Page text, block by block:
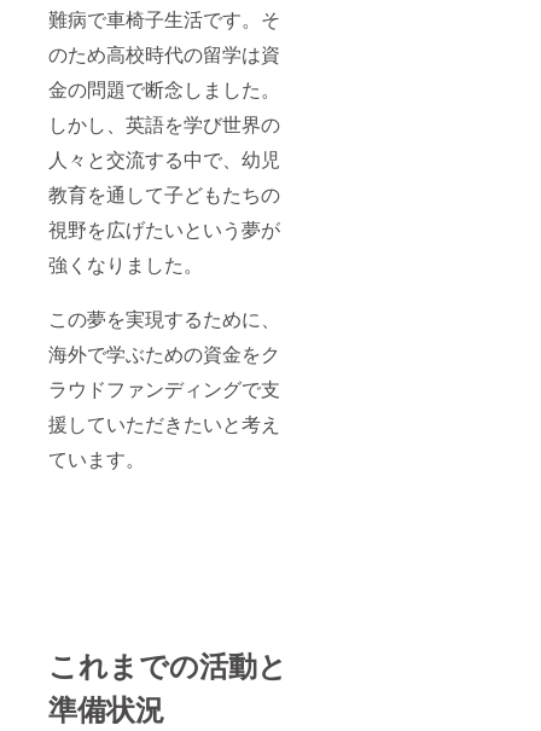
難病で車椅子生活です。そ
のため高校時代の留学は資
金の問題で断念しました。
しかし、英語を学び世界の
人々と交流する中で、幼児
教育を通して子どもたちの
視野を広げたいという夢が
強くなりました。
この夢を実現するために、
海外で学ぶための資金をク
ラウドファンディングで支
援していただきたいと考え
ています。
これまでの活動と
準備状況